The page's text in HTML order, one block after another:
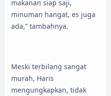
makanan siap saji,
minuman hangat, es juga
ada,” tambahnya.
Meski terbilang sangat
murah, Haris
mengungkapkan, tidak